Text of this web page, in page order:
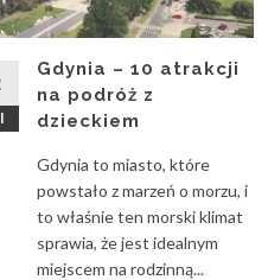
Gdynia – 10 atrakcji
na podróż z
dzieckiem
Gdynia to miasto, które
powstało z marzeń o morzu, i
to właśnie ten morski klimat
sprawia, że jest idealnym
miejscem na rodzinną...